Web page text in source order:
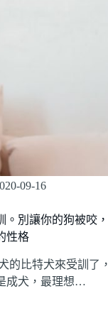
09-16
別讓你的狗被咬，
性格
的比特犬來受訓了，
成犬，最理想…